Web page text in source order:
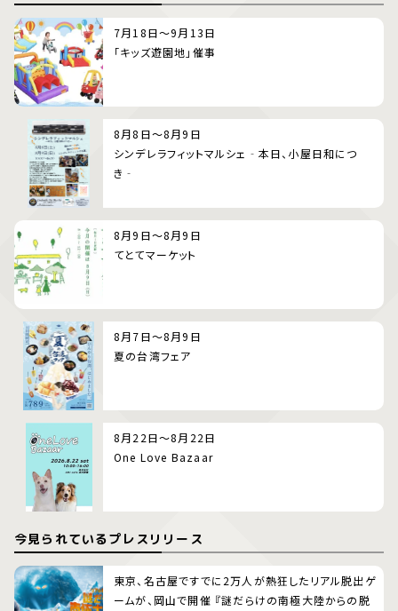
7月18日～9月13日
「キッズ遊園地」催事
8月8日～8月9日
シンデレラフィットマルシェ‐本日、小屋日和につ
き‐
8月9日～8月9日
てとてマーケット
8月7日～8月9日
夏の台湾フェア
8月22日～8月22日
One Love Bazaar
今見られているプレスリリース
東京、名古屋ですでに2万人が熱狂したリアル脱出ゲ
ームが、岡山で開催 『謎だらけの南極大陸からの脱